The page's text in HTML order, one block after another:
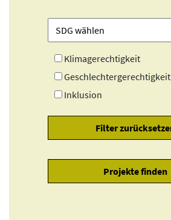
Klimagerechtigkeit
Geschlechtergerechtigkeit
Inklusion